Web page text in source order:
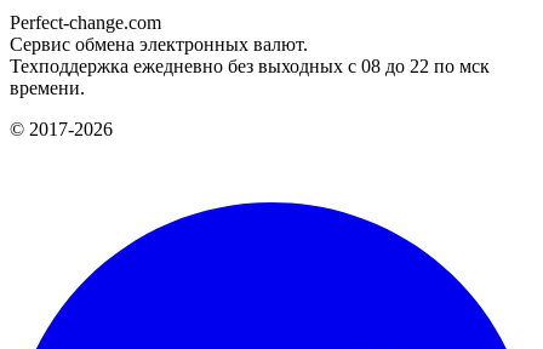
Perfect-change.com
Сервис обмена электронных валют.
Техподдержка ежедневно без выходных с 08 до 22 по мск
времени.
© 2017-2026